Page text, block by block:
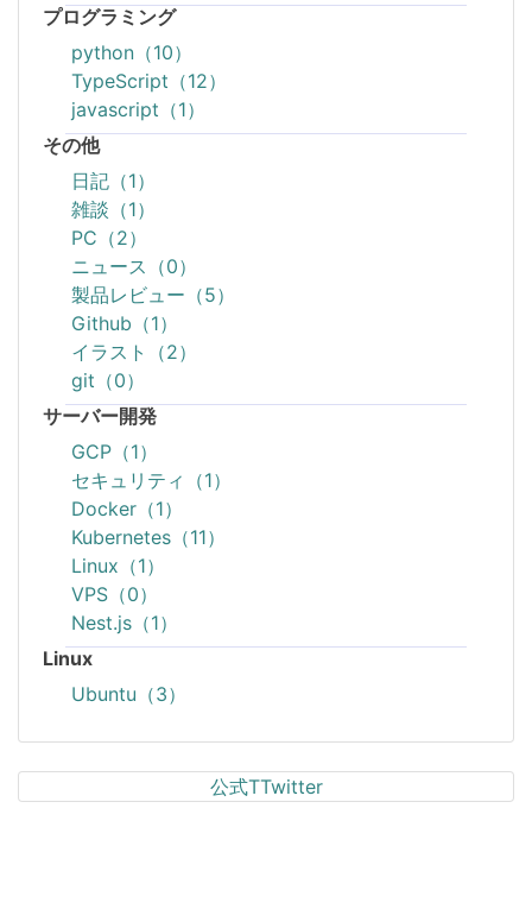
プログラミング
python（10）
TypeScript（12）
javascript（1）
その他
日記（1）
雑談（1）
PC（2）
ニュース（0）
製品レビュー（5）
Github（1）
イラスト（2）
git（0）
サーバー開発
GCP（1）
セキュリティ（1）
Docker（1）
Kubernetes（11）
Linux（1）
VPS（0）
Nest.js（1）
Linux
Ubuntu（3）
公式TTwitter